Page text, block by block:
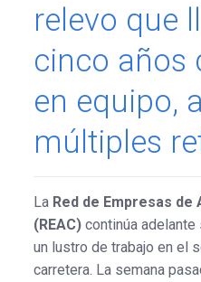
relevo que
cinco años
en equipo,
múltiples
La Red de Empresas
(REAC)continúa adelante
un lustro de trabajo en el
carretera. La semana